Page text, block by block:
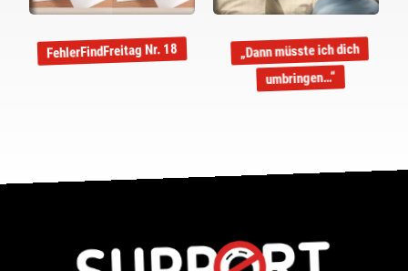
FehlerFindFreitag Nr. 18 „Dann müsste ich dich
umbringen…“